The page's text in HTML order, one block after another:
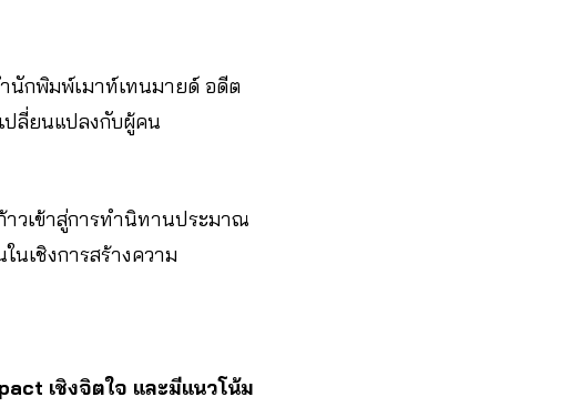
ำนักพิมพ์เมาท์เทนมายด์ อดีต
ปลี่ยนแปลงกับผู้คน
าวเข้าสู่การทำนิทานประมาณ
เชิงการสร้างความ
เชิงจิตใจ และมีแนวโน้ม